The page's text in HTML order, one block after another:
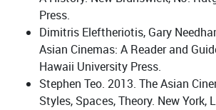
Press.
Dimitris Eleftheriotis, ‎Gary
Asian Cinemas: A Reader and
Hawaii University Press.
Stephen Teo. 2013. The Asian
Styles, Spaces, Theory. New York,